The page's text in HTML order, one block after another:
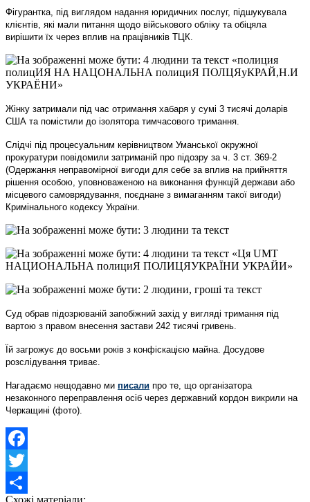
Фігурантка, під виглядом надання юридичних послуг, підшукувала
клієнтів, які мали питання щодо військового обліку та обіцяла
вирішити їх через вплив на працівників ТЦК.
Жінку затримали під час отримання хабаря у сумі 3 тисячі доларів
США та помістили до ізолятора тимчасового тримання.
Слідчі під процесуальним керівництвом Уманської окружної
прокуратури повідомили затриманій про підозру за ч. 3 ст. 369-2
(Одержання неправомірної вигоди для себе за вплив на прийняття
рішення особою, уповноваженою на виконання функцій держави або
місцевого самоврядування, поєднане з вимаганням такої вигоди)
Кримінального кодексу України.
Суд обрав підозрюваній запобіжний захід у вигляді тримання під
вартою з правом внесення застави 242 тисячі гривень.
Їй загрожує до восьми років з конфіскацією майна. Досудове
розслідування триває.
Нагадаємо нещодавно ми писали про те, що організатора
незаконного переправлення осіб через державний кордон викрили на
Черкащині (фото).
Facebook
Twitter
Схожі матеріали: